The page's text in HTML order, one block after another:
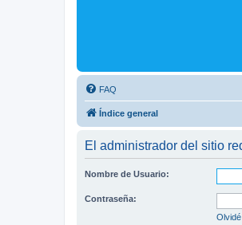
FAQ
Índice general
El administrador del sitio
Nombre de Usuario:
Contraseña: